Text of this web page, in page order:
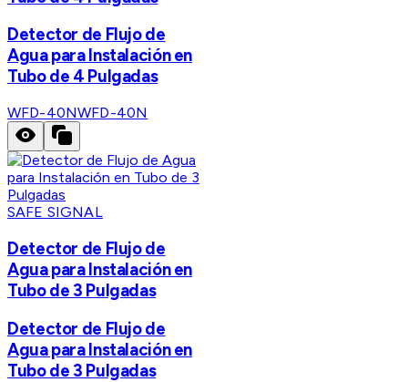
Detector de Flujo de
Agua para Instalación en
Tubo de 4 Pulgadas
WFD-40NWFD-40N
SAFE SIGNAL
Detector de Flujo de
Agua para Instalación en
Tubo de 3 Pulgadas
Detector de Flujo de
Agua para Instalación en
Tubo de 3 Pulgadas